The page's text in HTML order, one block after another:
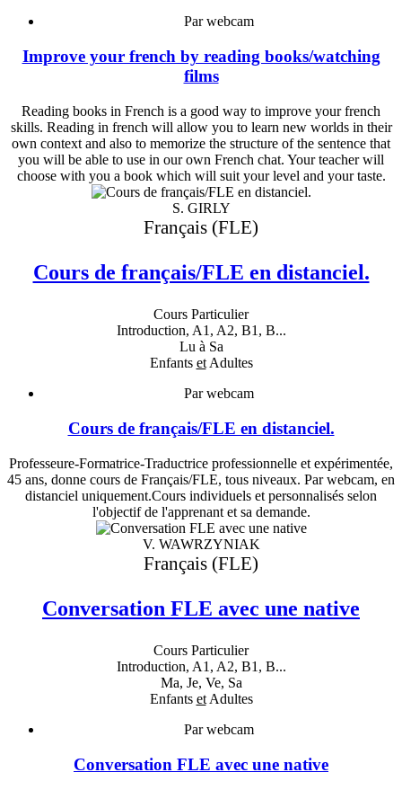
Par webcam
Improve your french by reading books/watching
films
Reading books in French is a good way to improve your french
skills. Reading in french will allow you to learn new worlds in their
own context and also to memorize the structure of the sentence that
you will be able to use in our own French chat. Your teacher will
choose with you a book which will suit your level and your taste.
S. GIRLY
Français (FLE)
Cours de français/FLE en distanciel.
Cours Particulier
Introduction, A1, A2, B1, B...
Lu à Sa
Enfants etAdultes
Par webcam
Cours de français/FLE en distanciel.
Professeure-Formatrice-Traductrice professionnelle et expérimentée,
45 ans, donne cours de Français/FLE, tous niveaux. Par webcam, en
distanciel uniquement.Cours individuels et personnalisés selon
l'objectif de l'apprenant et sa demande.
V. WAWRZYNIAK
Français (FLE)
Conversation FLE avec une native
Cours Particulier
Introduction, A1, A2, B1, B...
Ma, Je, Ve, Sa
Enfants etAdultes
Par webcam
Conversation FLE avec une native